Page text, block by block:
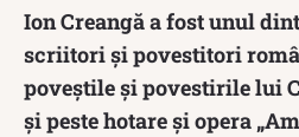
Ion Creangă a fost unul
scriitori și povestitori
poveștile și povestirile lui
și peste hotare și opera